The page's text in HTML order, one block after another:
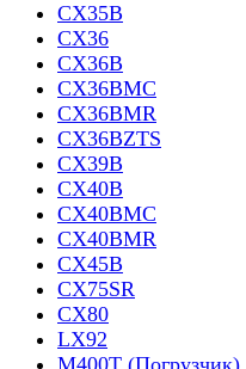
CX35B
CX36
CX36B
CX36BMC
CX36BMR
CX36BZTS
CX39B
CX40B
CX40BMC
CX40BMR
CX45B
CX75SR
CX80
LX92
M400T (Погрузчик)